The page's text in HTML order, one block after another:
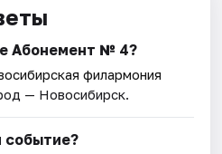
Абонемент № 4?
филармония
— Новосибирск.
событие?